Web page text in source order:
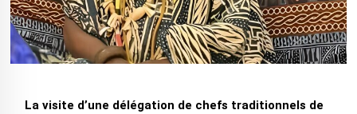
La visite d’une délégation de chefs traditionnels de